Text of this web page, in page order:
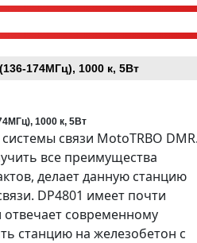
174МГц), 1000 к, 5Вт
1000 к, 5Вт
связи MotoTRBO
все преимущества
делает данную станцию
DP4801 имеет почти
современному
станцию на железобетон с